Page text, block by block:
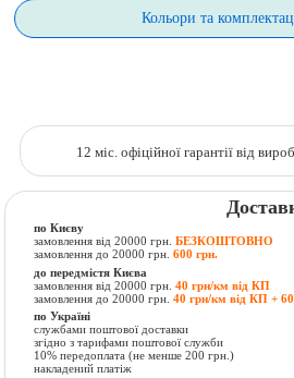
Кольори та
12 міс. офіційної гарантії від
по Києву
замовлення від 20000 грн.БЕЗКОШТОВНО
замовлення до 20000 грн.600 грн.
до передмістя Києва
замовлення від 20000 грн.40 грн/км від КП
замовлення до 20000 грн.40 грн/км від КП +
по Україні
службами поштової доставки
згідно з тарифами поштової служби
10% передоплата (не менше 200 грн.)
накладений платіж